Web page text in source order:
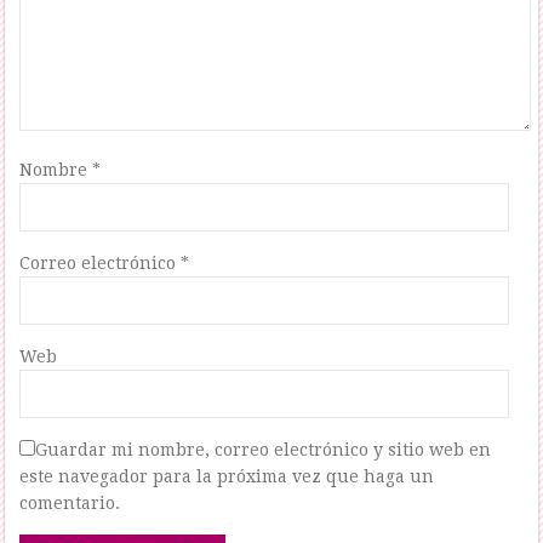
Nombre*
Correo electrónico*
Web
Guardar mi nombre, correo electrónico y sitio web en
este navegador para la próxima vez que haga un
comentario.